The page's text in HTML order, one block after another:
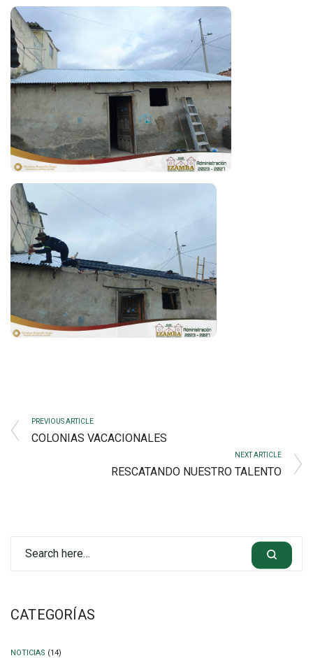
PREVIOUS ARTICLE
COLONIAS VACACIONALES
NEXT ARTICLE
RESCATANDO NUESTRO TALENTO
CATEGORÍAS
NOTICIAS (14)